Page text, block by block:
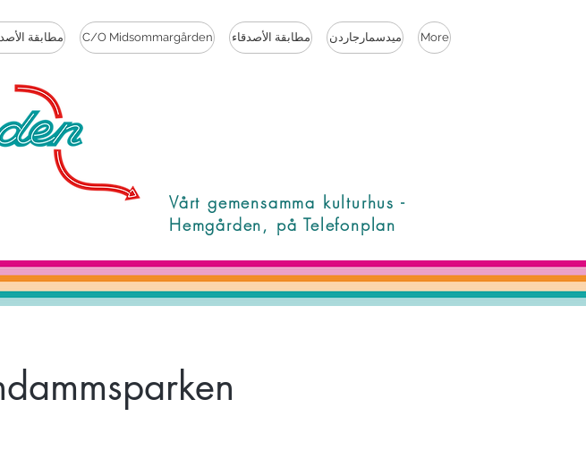
مطابقة C/O Midsommargården مطابقة الأصدقاء ميدسمارجاردن More
Vårt gemensamma kulturhus -
Hemgården, på Telefonplan